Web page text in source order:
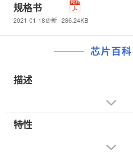
规格书
2021-01-18更新 286.24KB
芯片百科
描述
特性